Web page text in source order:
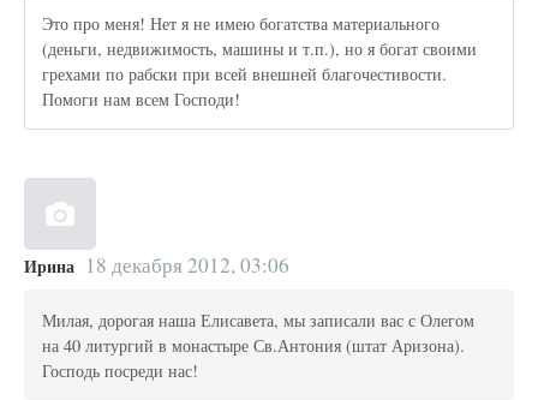
Это про меня! Нет я не имею богатства материального
(деньги, недвижимость, машины и т.п.), но я богат своими
грехами по рабски при всей внешней благочестивости.
Помоги нам всем Господи!
Ирина 18 декабря 2012, 03:06
Милая, дорогая наша Елисавета, мы записали вас с Олегом
на 40 литургий в монастыре Св.Антония (штат Аризона).
Господь посреди нас!